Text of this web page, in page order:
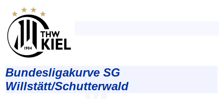
Bundesligakurve SG
Willstätt/Schutterwald